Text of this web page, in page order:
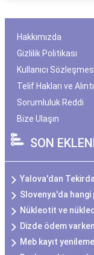
Hakkımızda
Gizlilik Politikası
Kullanıcı
Telif Hakları ve Alıntı
Sorumluluk Reddi
Bize Ulaşın
SON
Yalova'dan
Slovenya'da hangi
Nükleotit ve
Dizde ödem
Meb kayıt